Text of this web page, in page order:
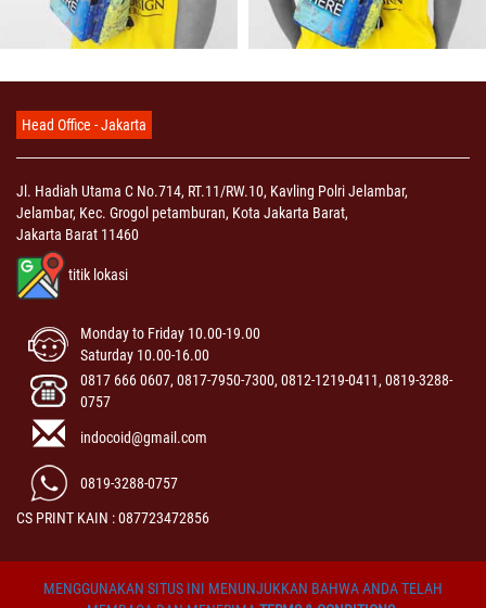
Head Office - Jakarta
Jl. Hadiah Utama C No.714, RT.11/RW.10, Kavling Polri Jelambar,
Jelambar, Kec. Grogol petamburan, Kota Jakarta Barat,
Jakarta Barat 11460
titik lokasi
Monday to Friday 10.00-19.00
Saturday 10.00-16.00
0817 666 0607, 0817-7950-7300, 0812-1219-0411, 0819-3288-
0757
indocoid@gmail.com
0819-3288-0757
CS PRINT KAIN : 087723472856
MENGGUNAKAN SITUS INI MENUNJUKKAN BAHWA ANDA TELAH